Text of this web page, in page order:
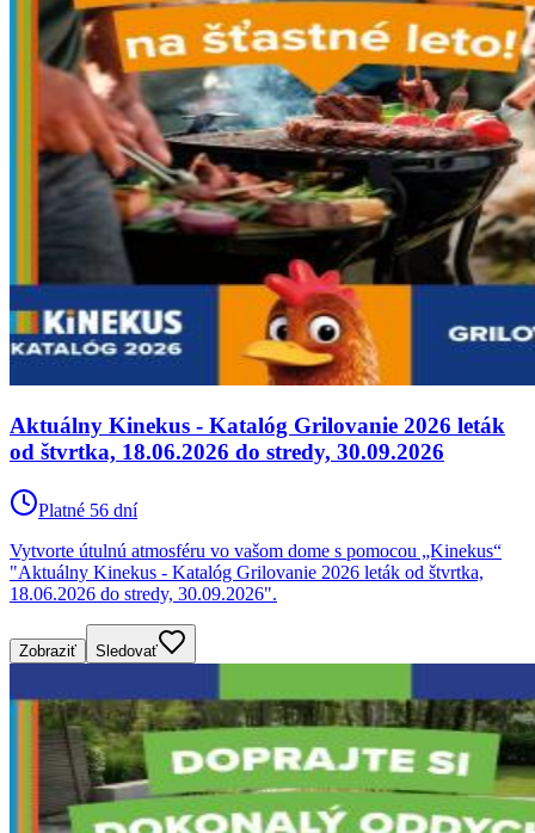
Aktuálny Kinekus - Katalóg Grilovanie 2026 leták
od štvrtka, 18.06.2026 do stredy, 30.09.2026
Platné 56 dní
Vytvorte útulnú atmosféru vo vašom dome s pomocou „Kinekus“
"Aktuálny Kinekus - Katalóg Grilovanie 2026 leták od štvrtka,
18.06.2026 do stredy, 30.09.2026".
Zobraziť Sledovať